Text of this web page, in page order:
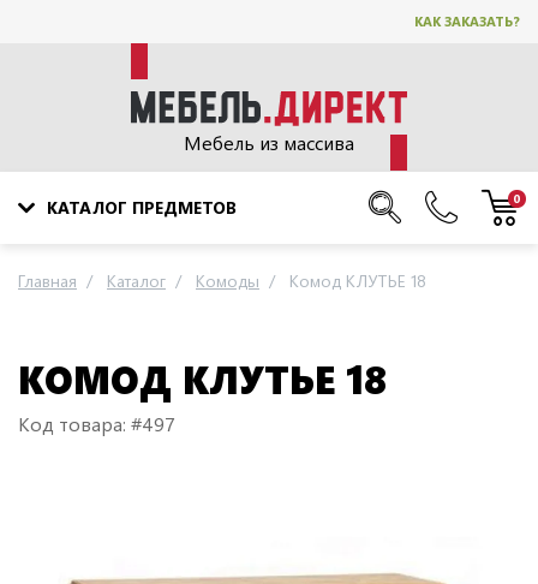
КАК ЗАКАЗАТЬ?
Мебель из массива
КАТАЛОГ ПРЕДМЕТОВ 0
Главная Каталог Комоды Комод КЛУТЬЕ 18
КОМОД КЛУТЬЕ 18
Код товара: #497